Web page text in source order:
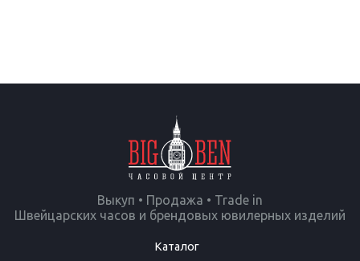
Выкуп • Продажа • Trade in
Швейцарских часов и брендовых ювилерных изделий
Каталог